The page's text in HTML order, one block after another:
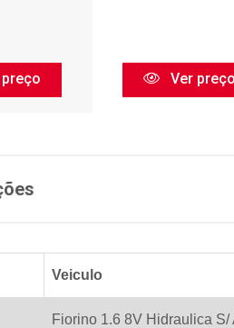
Ver preço
Veiculo
Fiorino 1.6 8V Hidraulica S/